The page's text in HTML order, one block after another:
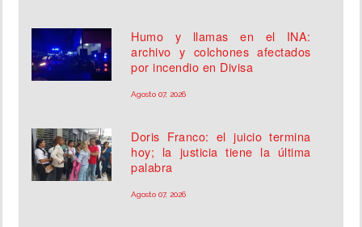
Humo y llamas en el INA:
archivo y colchones afectados
por incendio en Divisa
Agosto 07, 2026
Doris Franco: el juicio termina
hoy; la justicia tiene la última
palabra
Agosto 07, 2026